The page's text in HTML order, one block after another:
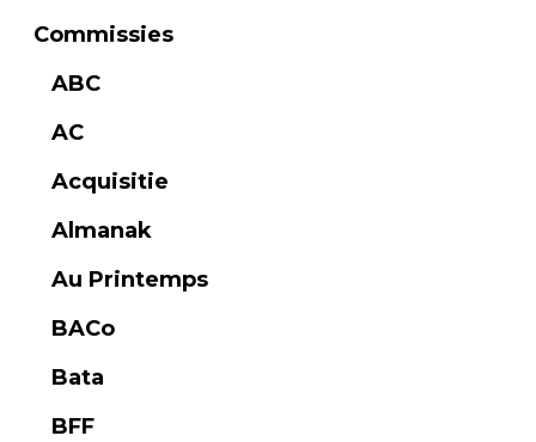
Commissies
ABC
AC
Acquisitie
Almanak
Au Printemps
BACo
Bata
BFF